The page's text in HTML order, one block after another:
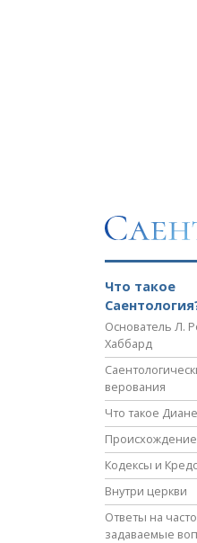
Что такое
Основатель Л.
Хаббард
верования
Что такое
Происхождение
Кодексы и
Внутри церкви
Ответы на часто
задаваемые